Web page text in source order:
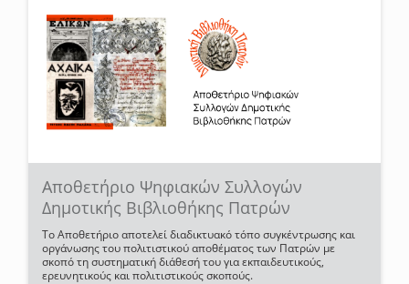
Αποθετήριο Ψηφιακών Συλλογών
Δημοτικής Βιβλιοθήκης Πατρών
Το Αποθετήριο αποτελεί διαδικτυακό τόπο συγκέντρωσης και
οργάνωσης του πολιτιστικού αποθέματος των Πατρών με
σκοπό τη συστηματική διάθεσή του για εκπαιδευτικούς,
ερευνητικούς και πολιτιστικούς σκοπούς.